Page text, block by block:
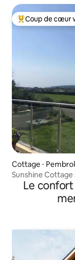
Coups de cœur
Coup de cœur
Cottage ⋅
Sunshine
Pembrokeshire
Le